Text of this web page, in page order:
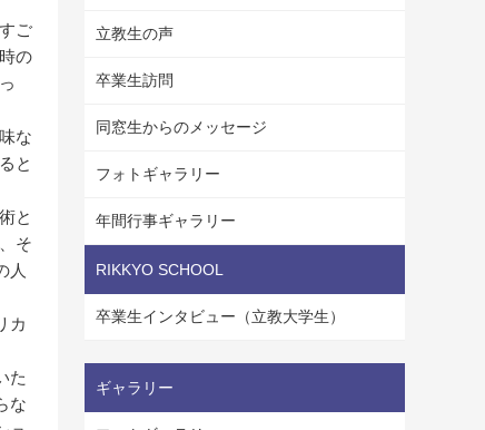
ご
の
な
と
と
そ
人
カ
た
な
立教生の声
卒業生訪問
同窓生からのメッセージ
フォトギャラリー
年間行事ギャラリー
RIKKYO SCHOOL
卒業生インタビュー（立教大学生）
ギャラリー